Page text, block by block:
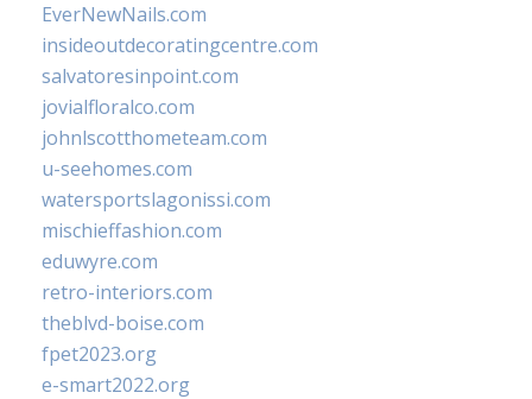
EverNewNails.com
insideoutdecoratingcentre.com
salvatoresinpoint.com
jovialfloralco.com
johnlscotthometeam.com
u-seehomes.com
watersportslagonissi.com
mischieffashion.com
eduwyre.com
retro-interiors.com
theblvd-boise.com
fpet2023.org
e-smart2022.org